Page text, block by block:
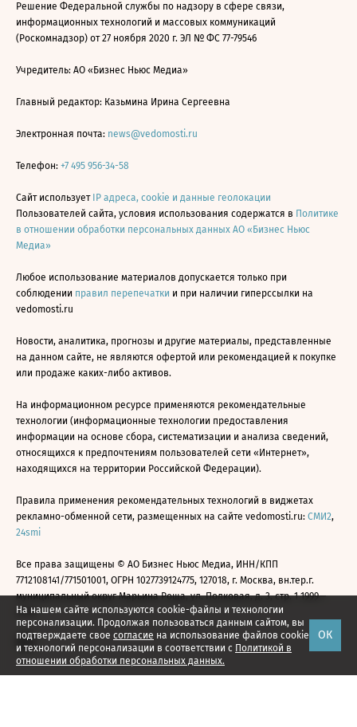
На нашем сайте используются cookie-файлы и технологии
персонализации. Продолжая пользоваться данным сайтом, вы
подтверждаете свое согласие на использование файлов cookie
и технологий персонализации в соответствии с Политикой в
отношении обработки персональных данных.
ОК
Решение Федеральной службы по надзору в сфере связи,
информационных технологий и массовых коммуникаций
(Роскомнадзор) от 27 ноября 2020 г. ЭЛ № ФС 77-79546
Учредитель: АО «Бизнес Ньюс Медиа»
Главный редактор: Казьмина Ирина Сергеевна
Электронная почта: news@vedomosti.ru
Телефон: +7 495 956-34-58
Сайт использует IP адреса, cookie и данные геолокации
Пользователей сайта, условия использования содержатся в Политике
в отношении обработки персональных данных АО «Бизнес Ньюс
Медиа»
Любое использование материалов допускается только при
соблюдении правил перепечатки и при наличии гиперссылки на
vedomosti.ru
Новости, аналитика, прогнозы и другие материалы, представленные
на данном сайте, не являются офертой или рекомендацией к покупке
или продаже каких-либо активов.
На информационном ресурсе применяются рекомендательные
технологии (информационные технологии предоставления
информации на основе сбора, систематизации и анализа сведений,
относящихся к предпочтениям пользователей сети «Интернет»,
находящихся на территории Российской Федерации).
Правила применения рекомендательных технологий в виджетах
рекламно-обменной сети, размещенных на сайте vedomosti.ru: СМИ2,
24smi
Все права защищены © АО Бизнес Ньюс Медиа, ИНН/КПП
7712108141/771501001, ОГРН 1027739124775, 127018, г. Москва, вн.тер.г.
муниципальный округ Марьина Роща, ул. Полковая, д. 3, стр. 1 1999—
2026